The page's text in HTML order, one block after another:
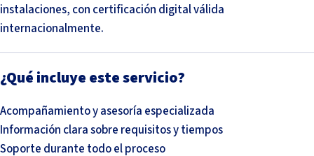
instalaciones, con certificación digital válida
internacionalmente.
¿Qué incluye este servicio?
Acompañamiento y asesoría especializada
Información clara sobre requisitos y tiempos
Soporte durante todo el proceso